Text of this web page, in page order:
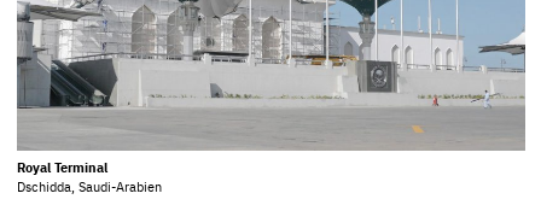
Royal Terminal
Dschidda, Saudi-Arabien